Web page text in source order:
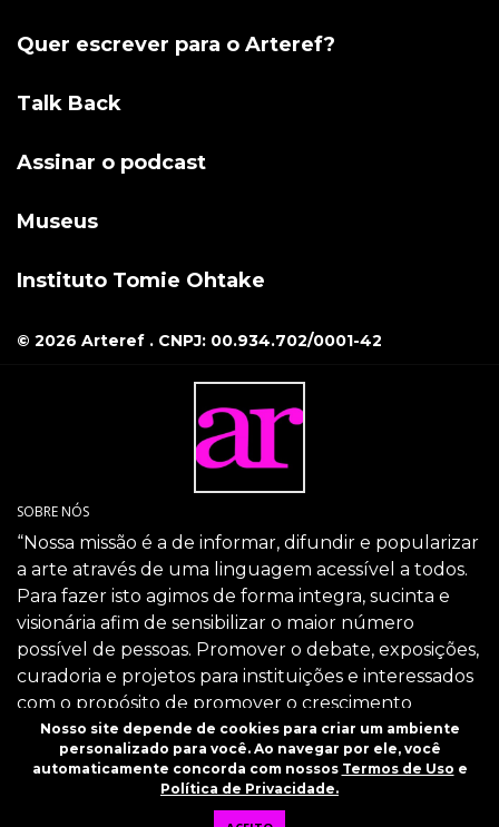
Quer escrever para o Arteref?
Talk Back
Assinar o podcast
Museus
Instituto Tomie Ohtake
© 2026 Arteref . CNPJ: 00.934.702/0001-42
SOBRE NÓS
“Nossa missão é a de informar, difundir e popularizar
a arte através de uma linguagem acessível a todos.
Para fazer isto agimos de forma integra, sucinta e
visionária afim de sensibilizar o maior número
possível de pessoas. Promover o debate, exposições,
curadoria e projetos para instituições e interessados
com o propósito de promover o crescimento
intelectual da sociedade através da arte.”
SIGA-NOS
Nosso site depende de cookies para criar um ambiente
personalizado para você. Ao navegar por ele, você
automaticamente concorda com nossos Termos de Uso e
Política de Privacidade.